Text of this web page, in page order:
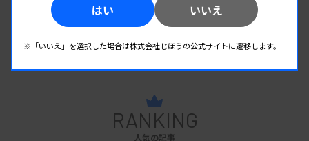
RANKING
人気の記事
はい いいえ
※「いいえ」を選択した場合は株式会社じほうの公式サイトに遷移します。